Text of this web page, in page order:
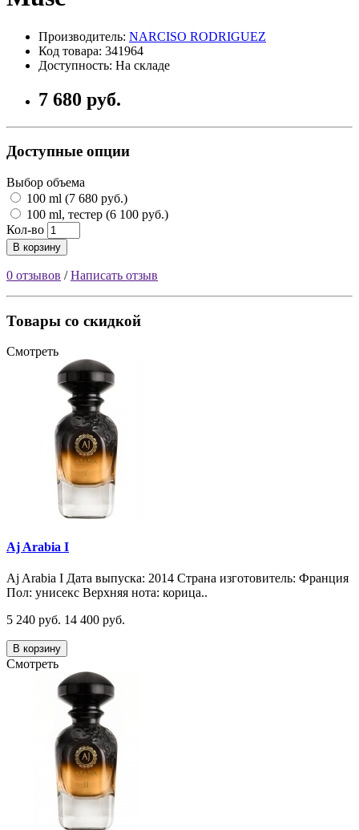
Производитель: NARCISO RODRIGUEZ
Код товара: 341964
Доступность: На складе
7 680 руб.
Доступные опции
Выбор объема
100 ml (7 680 руб.)
100 ml, тестер (6 100 руб.)
Кол-во
В корзину
0 отзывов /Написать отзыв
Товары со скидкой
Смотреть
Aj Arabia I
Aj Arabia I Дата выпуска: 2014 Страна изготовитель: Франция
Пол: унисекс Верхняя нота: корица..
5 240 руб. 14 400 руб.
В корзину
Смотреть